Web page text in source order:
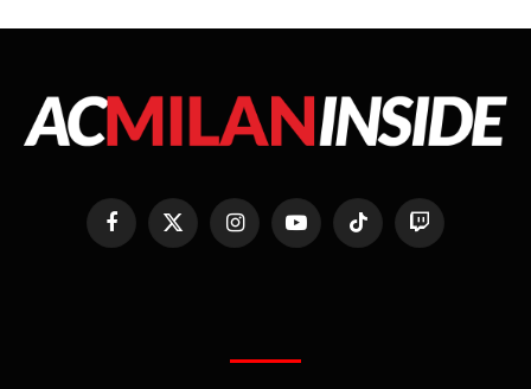
Facebook
X
InstagramYouTubeTikTok Twitch